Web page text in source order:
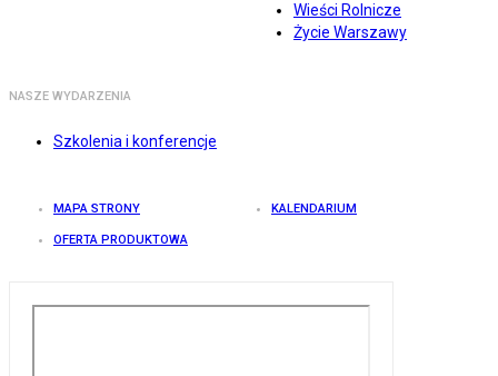
Wieści Rolnicze
Życie Warszawy
NASZE WYDARZENIA
Szkolenia i konferencje
MAPA STRONY KALENDARIUM
OFERTA PRODUKTOWA